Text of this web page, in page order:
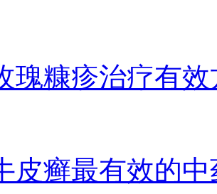
瑰糠疹治疗有
皮癣最有效的中